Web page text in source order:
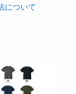
について